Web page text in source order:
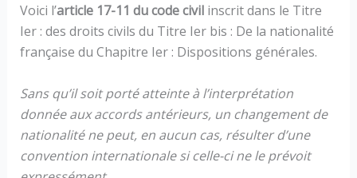
Voici l’article 17-11 du code civilinscrit dans le Titre
Ier : des droits civils du Titre Ier bis : De la nationalité
française du Chapitre Ier : Dispositions générales.
Sans qu’il soit porté atteinte à l’interprétation
donnée aux accords antérieurs, un changement de
nationalité ne peut, en aucun cas, résulter d’une
convention internationale si celle-ci ne le prévoit